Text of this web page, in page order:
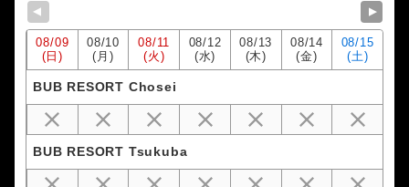
▼ ▼
08/09
(日)
08/10
(月)
08/11
(火)
08/12
(水)
08/13
(木)
08/14
(金)
08/15
(土)
BUB RESORT Chosei
BUB RESORT Tsukuba